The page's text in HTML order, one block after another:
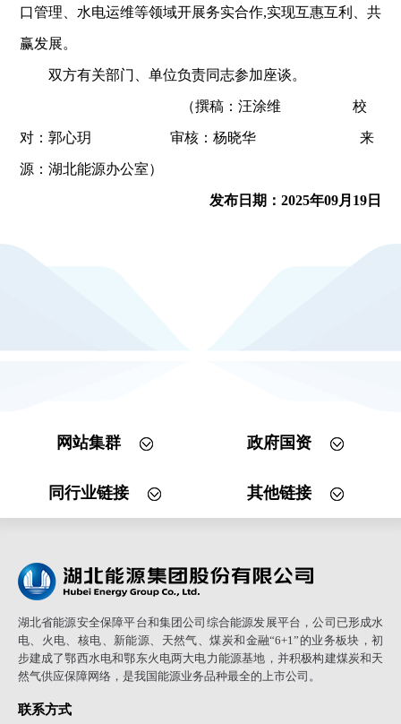
口管理、水电运维等领域开展务实合作,实现互惠互利、共
赢发展。
双方有关部门、单位负责同志参加座谈。
（撰稿：汪涂维 校
对：郭心玥 审核：杨晓华 来
源：湖北能源办公室）
发布日期：2025年09月19日
网站集群 政府国资
同行业链接 其他链接
湖北省能源安全保障平台和集团公司综合能源发展平台，公司已形成水
电、火电、核电、新能源、天然气、煤炭和金融“6+1”的业务板块，初
步建成了鄂西水电和鄂东火电两大电力能源基地，并积极构建煤炭和天
然气供应保障网络，是我国能源业务品种最全的上市公司。
联系方式